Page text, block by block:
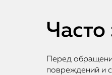
Перед
повреждений и